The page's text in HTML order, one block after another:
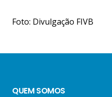
Foto: Divulgação FIVB
QUEM SOMOS